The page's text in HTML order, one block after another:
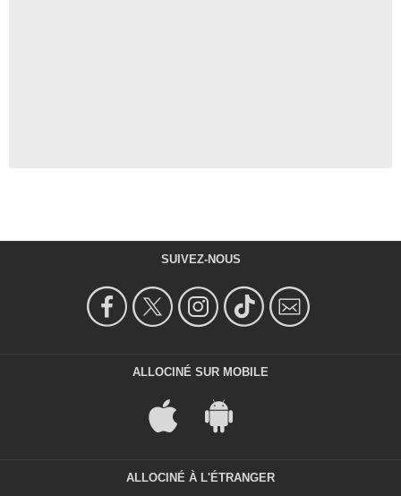
SUIVEZ-NOUS
ALLOCINÉ SUR MOBILE
ALLOCINÉ À L'ÉTRANGER